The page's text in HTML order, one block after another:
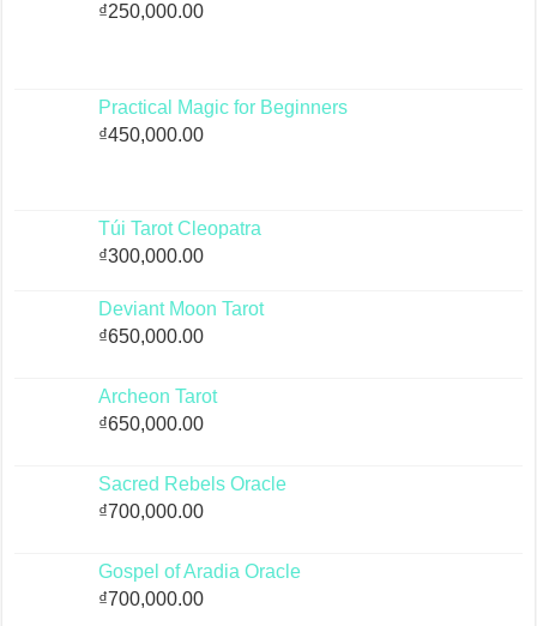
₫250,000.00
Practical Magic for Beginners
₫450,000.00
Túi Tarot Cleopatra
₫300,000.00
Deviant Moon Tarot
₫650,000.00
Archeon Tarot
₫650,000.00
Sacred Rebels Oracle
₫700,000.00
Gospel of Aradia Oracle
₫700,000.00